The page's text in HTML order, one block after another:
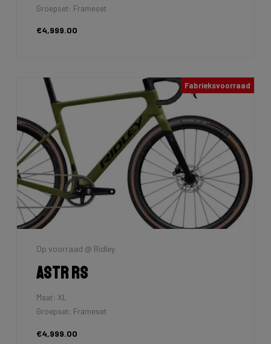
Groepset: Frameset
€4,999.00
Fabrieksvoorraad
Op voorraad @ Ridley
Astr RS
Maat: XL
Groepset: Frameset
€4,999.00